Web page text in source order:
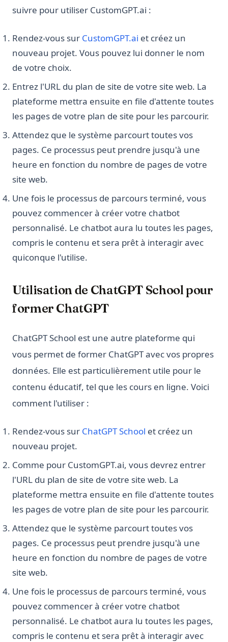
suivre pour utiliser CustomGPT.ai :
Rendez-vous sur CustomGPT.ai (opens in a new tab)
et créez un
nouveau projet. Vous pouvez lui donner le nom
de votre choix.
Entrez l'URL du plan de site de votre site web. La
plateforme mettra ensuite en file d'attente toutes
les pages de votre plan de site pour les parcourir.
Attendez que le système parcourt toutes vos
pages. Ce processus peut prendre jusqu'à une
heure en fonction du nombre de pages de votre
site web.
Une fois le processus de parcours terminé, vous
pouvez commencer à créer votre chatbot
personnalisé. Le chatbot aura lu toutes les pages,
compris le contenu et sera prêt à interagir avec
quiconque l'utilise.
Utilisation de ChatGPT School pour
former ChatGPT
ChatGPT School est une autre plateforme qui
vous permet de former ChatGPT avec vos propres
données. Elle est particulièrement utile pour le
contenu éducatif, tel que les cours en ligne. Voici
comment l'utiliser :
Rendez-vous sur ChatGPT School (opens in a new tab)
et créez un
nouveau projet.
Comme pour CustomGPT.ai, vous devrez entrer
l'URL du plan de site de votre site web. La
plateforme mettra ensuite en file d'attente toutes
les pages de votre plan de site pour les parcourir.
Attendez que le système parcourt toutes vos
pages. Ce processus peut prendre jusqu'à une
heure en fonction du nombre de pages de votre
site web.
Une fois le processus de parcours terminé, vous
pouvez commencer à créer votre chatbot
personnalisé. Le chatbot aura lu toutes les pages,
compris le contenu et sera prêt à interagir avec